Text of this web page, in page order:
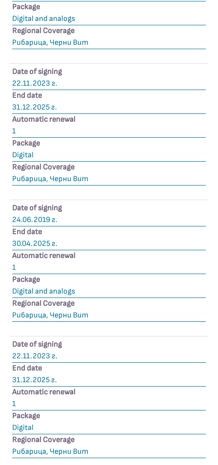
Package
Digital and analogs
Regional Coverage
Рибарица, Черни Вит
Date of signing
22.11.2023 г.
End date
31.12.2025 г.
Automatic renewal
1
Package
Digital
Regional Coverage
Рибарица, Черни Вит
Date of signing
24.06.2019 г.
End date
30.04.2025 г.
Automatic renewal
1
Package
Digital and analogs
Regional Coverage
Рибарица, Черни Вит
Date of signing
22.11.2023 г.
End date
31.12.2025 г.
Automatic renewal
1
Package
Digital
Regional Coverage
Рибарица, Черни Вит